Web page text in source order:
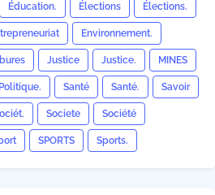
Éducation. Élections Élections.
Environnement.
Justice Justice. MINES
Politique. Santé Santé. Savoir
Societe Société
SPORTS Sports.